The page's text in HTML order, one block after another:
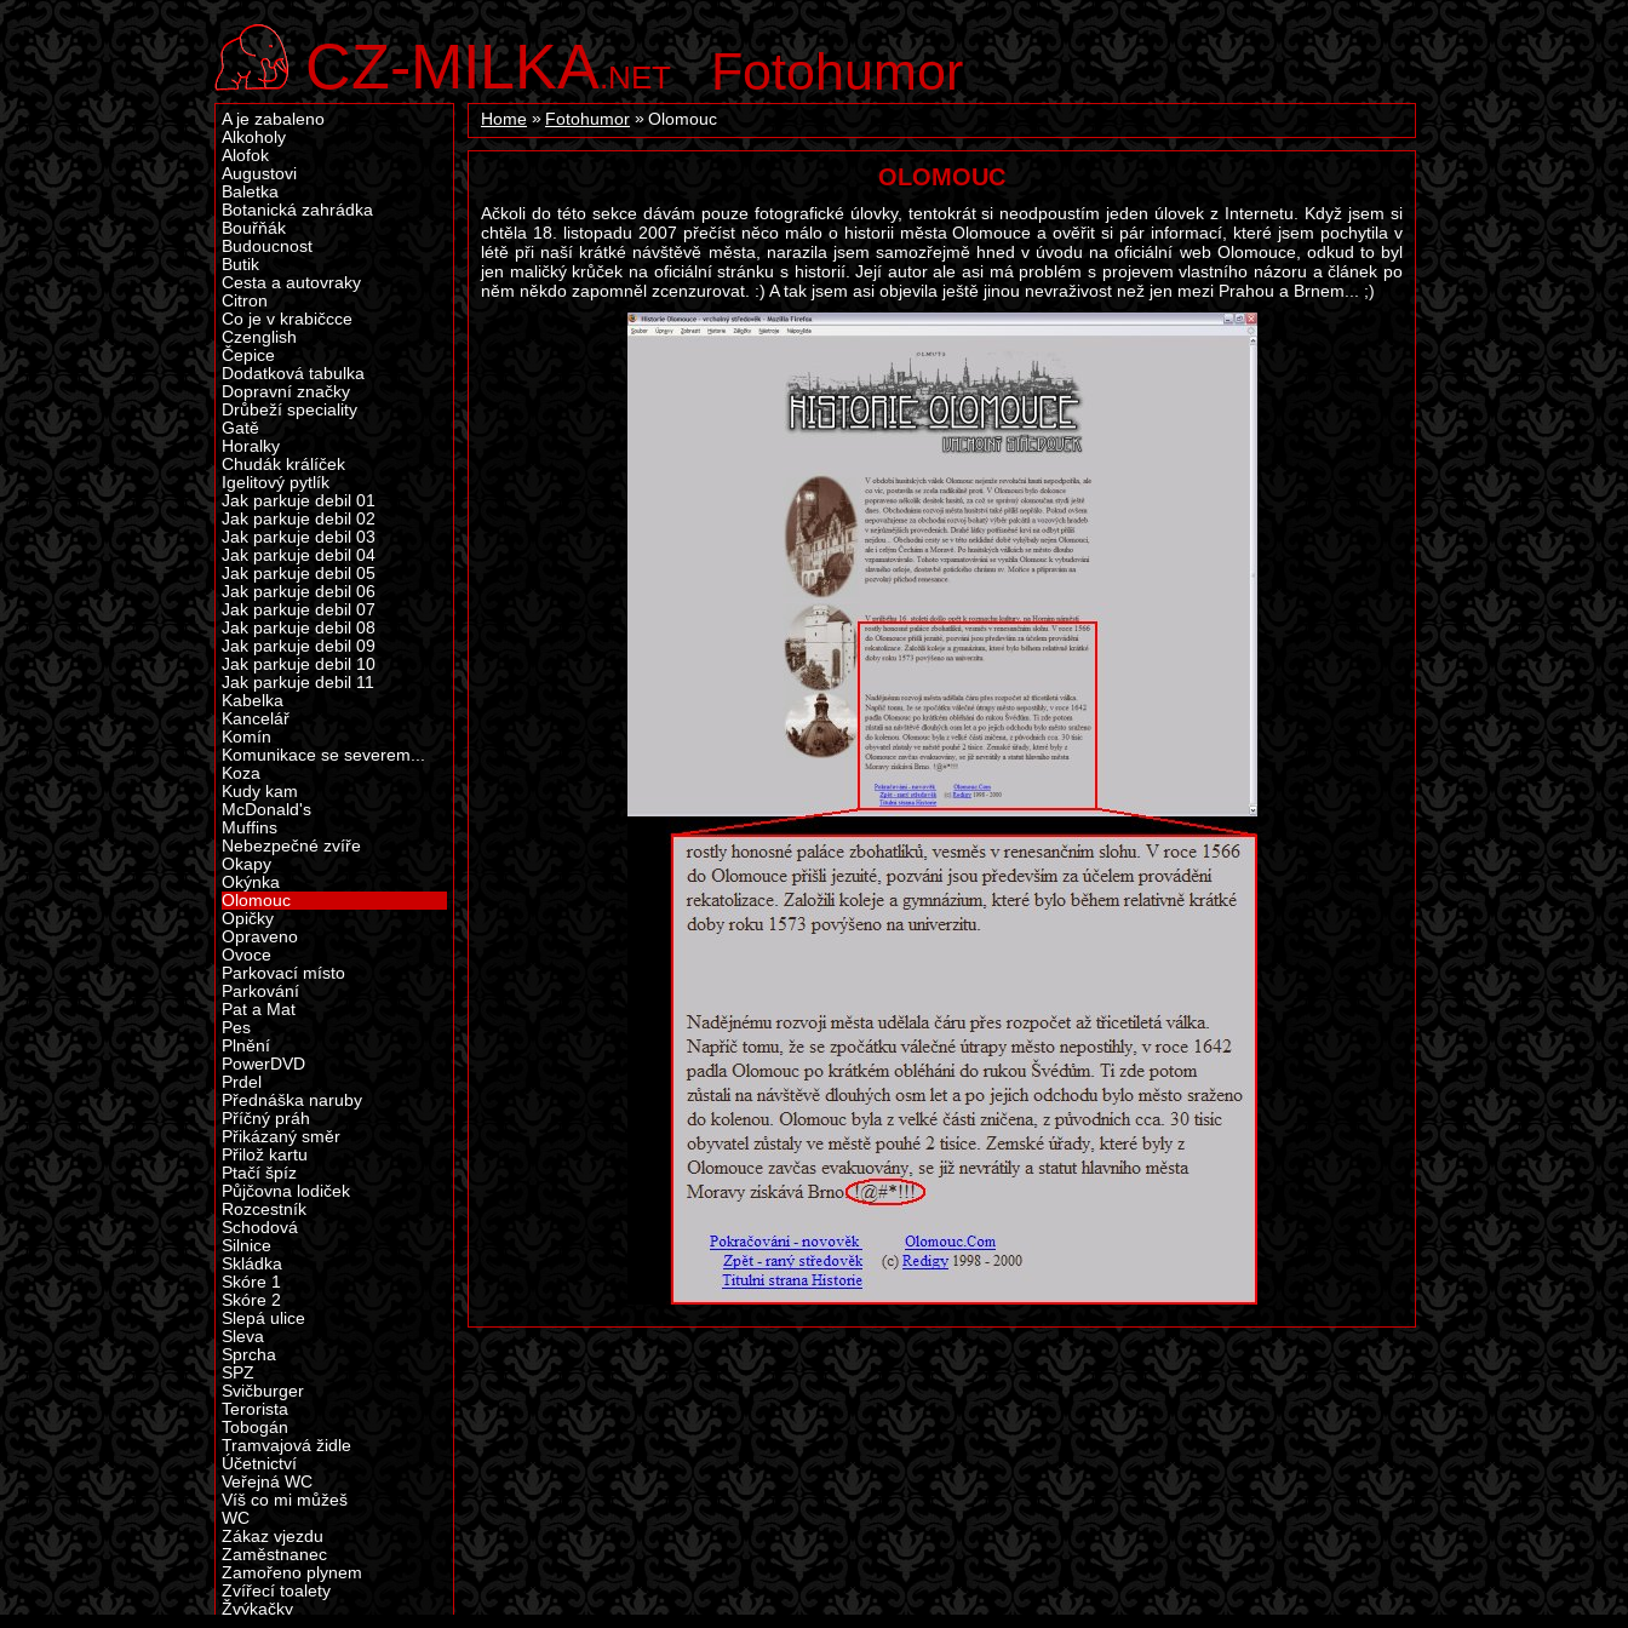
CZ-MILKA.NET Fotohumor
Home Fotohumor Olomouc
OLOMOUC
Ačkoli do této sekce dávám pouze fotografické úlovky, tentokrát si neodpoustím jeden úlovek z Internetu. Když jsem si
chtěla 18. listopadu 2007 přečíst něco málo o historii města Olomouce a ověřit si pár informací, které jsem pochytila v
létě při naší krátké návštěvě města, narazila jsem samozřejmě hned v úvodu na oficiální web Olomouce, odkud to byl
jen maličký krůček na oficiální stránku s historií. Její autor ale asi má problém s projevem vlastního názoru a článek po
něm někdo zapomněl zcenzurovat. :) A tak jsem asi objevila ještě jinou nevraživost než jen mezi Prahou a Brnem... ;)
A je zabaleno
Alkoholy
Alofok
Augustovi
Baletka
Botanická zahrádka
Bouřňák
Budoucnost
Butik
Cesta a autovraky
Citron
Co je v krabičcce
Czenglish
Čepice
Dodatková tabulka
Dopravní značky
Drůbeží speciality
Gatě
Horalky
Chudák králíček
Igelitový pytlík
Jak parkuje debil 01
Jak parkuje debil 02
Jak parkuje debil 03
Jak parkuje debil 04
Jak parkuje debil 05
Jak parkuje debil 06
Jak parkuje debil 07
Jak parkuje debil 08
Jak parkuje debil 09
Jak parkuje debil 10
Jak parkuje debil 11
Kabelka
Kancelář
Komín
Komunikace se severem...
Koza
Kudy kam
McDonald's
Muffins
Nebezpečné zvíře
Okapy
Okýnka
Olomouc
Opičky
Opraveno
Ovoce
Parkovací místo
Parkování
Pat a Mat
Pes
Plnění
PowerDVD
Prdel
Přednáška naruby
Příčný práh
Přikázaný směr
Přilož kartu
Ptačí špíz
Půjčovna lodiček
Rozcestník
Schodová
Silnice
Skládka
Skóre 1
Skóre 2
Slepá ulice
Sleva
Sprcha
SPZ
Svičburger
Terorista
Tobogán
Tramvajová židle
Účetnictví
Veřejná WC
Víš co mi můžeš
WC
Zákaz vjezdu
Zaměstnanec
Zamořeno plynem
Zvířecí toalety
Žvýkačky